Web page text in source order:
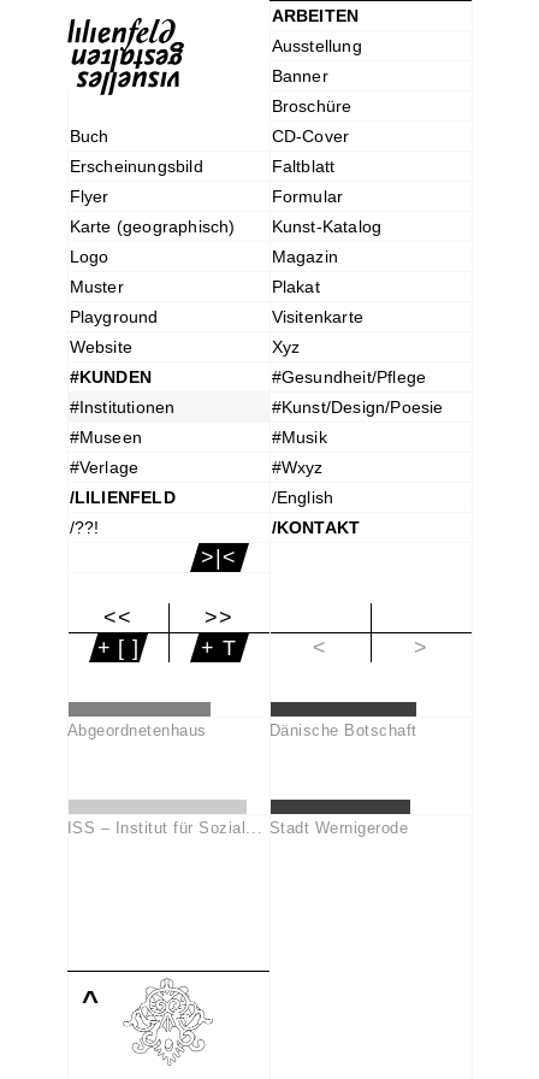
ARBEITEN
Ausstellung
Banner
Broschüre
Buch
CD-Cover
Erscheinungsbild
Faltblatt
Flyer
Formular
Karte (geographisch)
Kunst-Katalog
Logo
Magazin
Muster
Plakat
Playground
Visitenkarte
Website
Xyz
#KUNDEN
#Gesundheit/Pflege
#Institutionen
#Kunst/Design/Poesie
#Museen
#Musik
#Verlage
#Wxyz
/LILIENFELD
/English
/??!
/KONTAKT
>|<
<<
>>
+ [ ]
+ T
<
>
Abgeordnetenhaus Dänische Botschaft
ISS – Institut für Sozial... Stadt Wernigerode
^